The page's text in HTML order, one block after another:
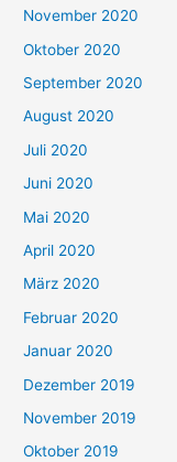
November 2020
Oktober 2020
September 2020
August 2020
Juli 2020
Juni 2020
Mai 2020
April 2020
März 2020
Februar 2020
Januar 2020
Dezember 2019
November 2019
Oktober 2019